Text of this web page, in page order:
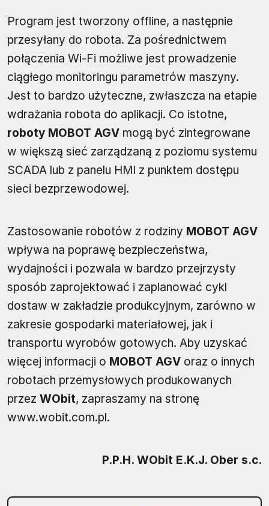
Program jest tworzony offline, a następnie
przesyłany do robota. Za pośrednictwem
połączenia Wi-Fi możliwe jest prowadzenie
ciągłego monitoringu parametrów maszyny.
Jest to bardzo użyteczne, zwłaszcza na etapie
wdrażania robota do aplikacji. Co istotne,
roboty MOBOT AGV mogą być zintegrowane
w większą sieć zarządzaną z poziomu systemu
SCADA lub z panelu HMI z punktem dostępu
sieci bezprzewodowej.
Zastosowanie robotów z rodziny MOBOT AGV
wpływa na poprawę bezpieczeństwa,
wydajności i pozwala w bardzo przejrzysty
sposób zaprojektować i zaplanować cykl
dostaw w zakładzie produkcyjnym, zarówno w
zakresie gospodarki materiałowej, jak i
transportu wyrobów gotowych. Aby uzyskać
więcej informacji o MOBOT AGV oraz o innych
robotach przemysłowych produkowanych
przez WObit, zapraszamy na stronę
www.wobit.com.pl.
P.P.H. WObit E.K.J. Ober s.c.